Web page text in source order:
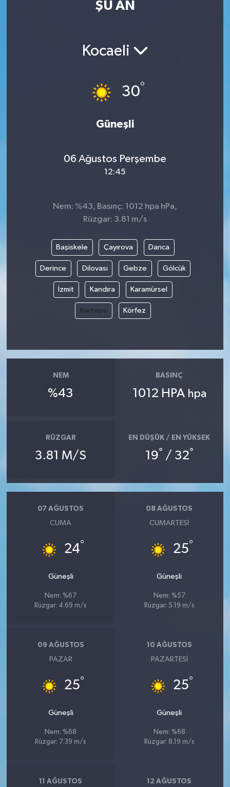
ŞU AN
Kocaeli
30°
Güneşli
06 Ağustos Perşembe
12:45
Nem: %43, Basınç: 1012 hpa hPa,
Rüzgar: 3.81 m/s
Başiskele Çayırova Darıca
Derince Dilovası Gebze Gölcük
İzmit Kandıra Karamürsel
Kartepe Körfez
NEM
%43
BASINÇ
1012 HPA hpa
RÜZGAR
3.81 M/S
EN DÜŞÜK / EN YÜKSEK
19° / 32°
07 AĞUSTOS
CUMA
24°
Güneşli
Nem: %67
Rüzgar: 4.69 m/s
08 AĞUSTOS
CUMARTESI
25°
Güneşli
Nem: %57
Rüzgar: 5.19 m/s
09 AĞUSTOS
PAZAR
25°
Güneşli
Nem: %68
Rüzgar: 7.39 m/s
10 AĞUSTOS
PAZARTESI
25°
Güneşli
Nem: %68
Rüzgar: 8.19 m/s
11 AĞUSTOS 12 AĞUSTOS